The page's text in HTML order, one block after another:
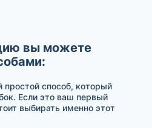
вы можете
способ, который
Если это ваш первый
выбирать именно этот